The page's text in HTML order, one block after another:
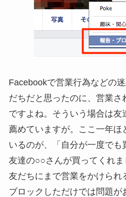
Facebookで営業行為などの
だちだと思ったのに、営業さ
ですよね。そういう場合は友
薦めていますが。ここ一年ほ
いるのが、「自分が一度でも
友達の○○さんが買ってくれ
友だちにまで営業をかけられ
ブロックしただけでは問題が